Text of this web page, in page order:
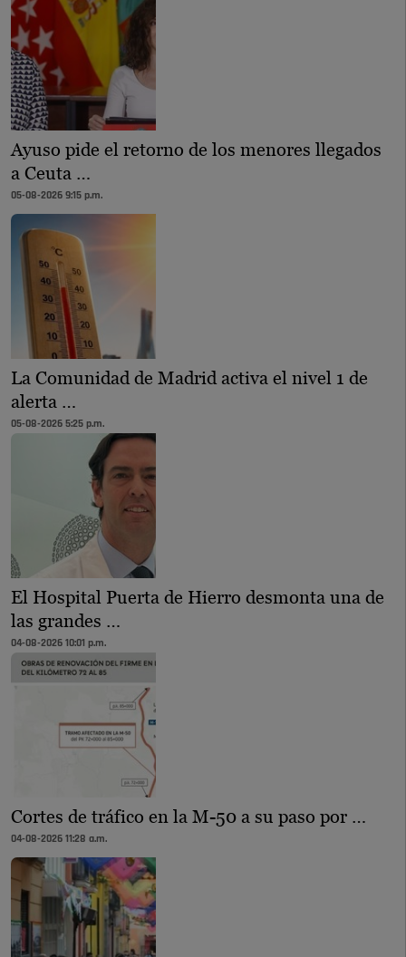
Ayuso pide el retorno de los menores llegados
a Ceuta …
05-08-2026 9:15 p.m.
La Comunidad de Madrid activa el nivel 1 de
alerta …
05-08-2026 5:25 p.m.
El Hospital Puerta de Hierro desmonta una de
las grandes …
04-08-2026 10:01 p.m.
Cortes de tráfico en la M-50 a su paso por …
04-08-2026 11:28 a.m.